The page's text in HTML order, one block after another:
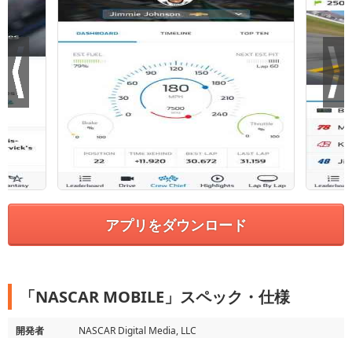
アプリをダウンロード
「NASCAR MOBILE」スペック・仕様
開発者
NASCAR Digital Media, LLC